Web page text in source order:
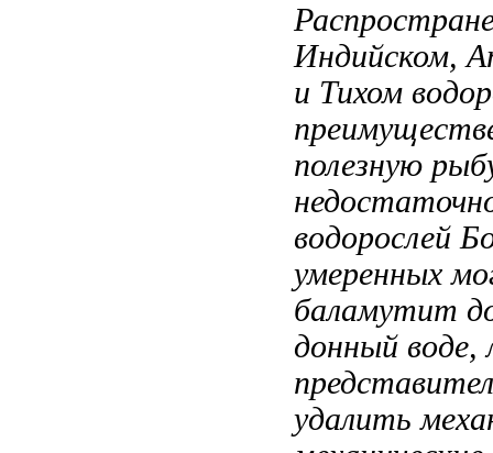
Индийском,
и Тихом
полезную
водорослей
умеренных
баламутит
донный
удалить